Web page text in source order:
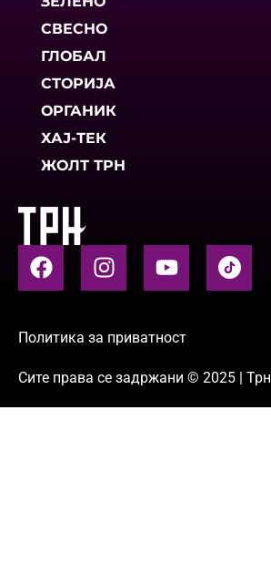
СВЕСНО
ГЛОБАЛ
СТОРИЈА
ОРГАНИК
ХАЈ-ТЕК
ЖОЛТ ТРН
Политика за приватност
Сите права се задржани © 2025 |